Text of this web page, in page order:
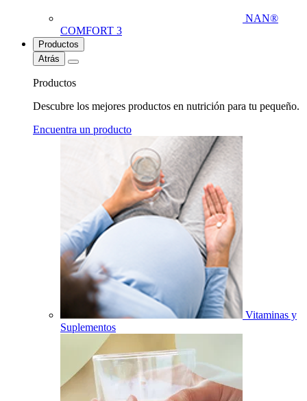
NAN®
COMFORT 3
Productos
Atrás
Productos
Descubre los mejores productos en nutrición para tu pequeño.
Encuentra un producto
Vitaminas y
Suplementos